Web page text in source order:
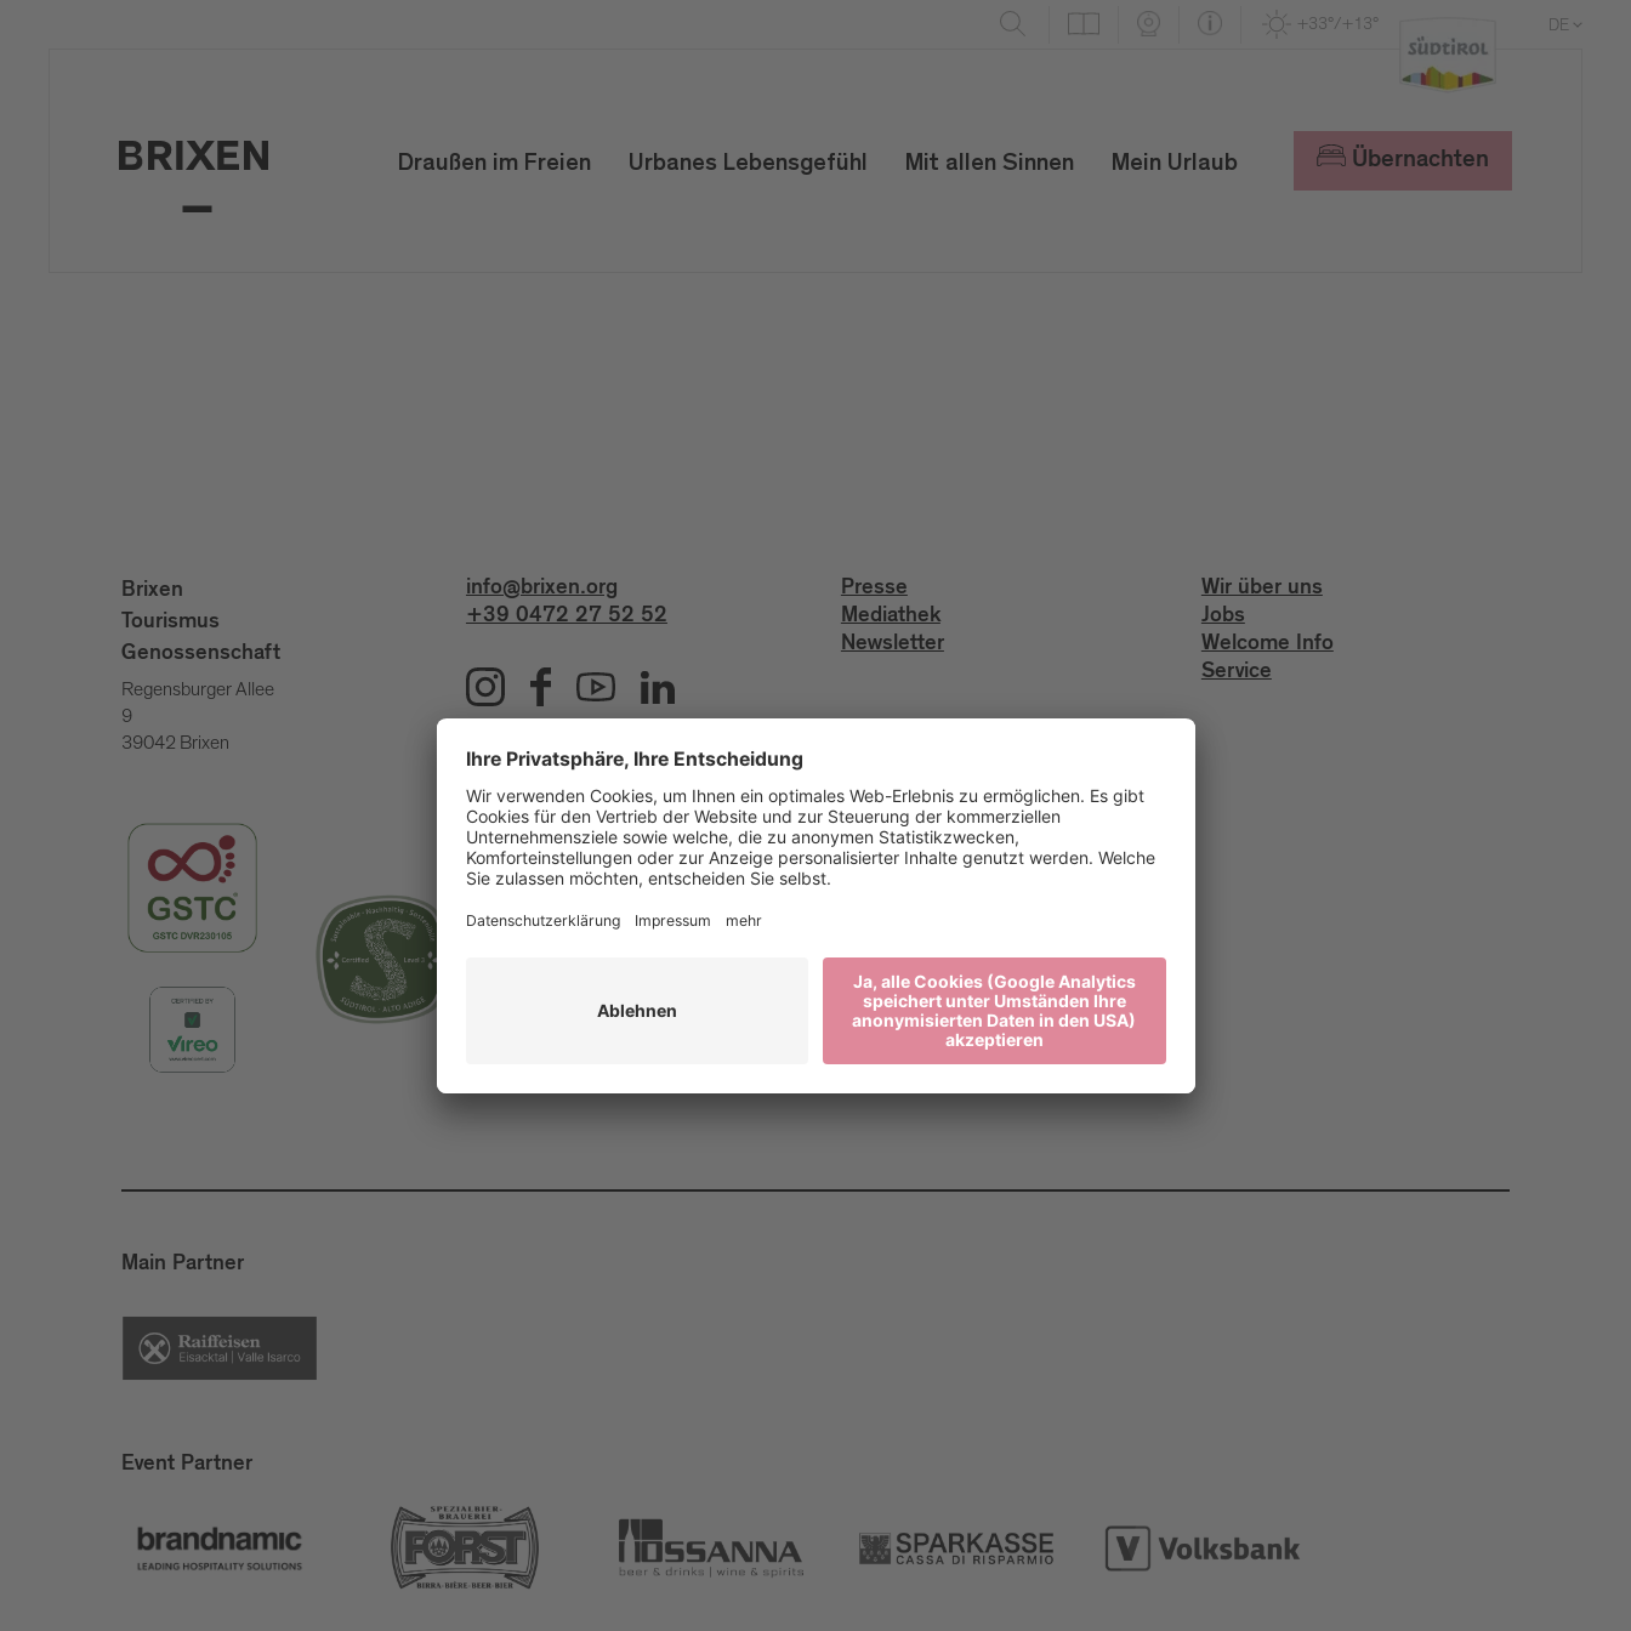
+33°/+13° DE
Draußen im Freien Urbanes Lebensgefühl Mit allen Sinnen Mein Urlaub Übernachten
Brixen
Tourismus
Genossenschaft
Regensburger Allee
9
39042 Brixen
info@brixen.org
+39 0472 27 52 52
Presse
Mediathek
Newsletter
Wir über uns
Jobs
Welcome Info
Service
Main Partner
Event Partner